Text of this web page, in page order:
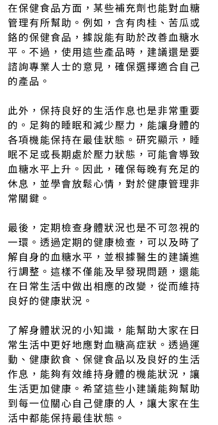
在保健食品方面，某些補充劑也能對血糖
管理有所幫助。例如，含有肉桂、苦瓜或
鉻的保健食品，據說能有助於改善血糖水
平。不過，使用這些產品時，建議還是要
諮詢專業人士的意見，確保選擇適合自己
的產品。
此外，保持良好的生活作息也是非常重要
的。足夠的睡眠和減少壓力，能讓身體的
各項機能保持在最佳狀態。研究顯示，睡
眠不足或長期處於壓力狀態，可能會導致
血糖水平上升。因此，確保每晚有充足的
休息，並學會放鬆心情，對於健康管理非
常關鍵。
最後，定期檢查身體狀況也是不可忽視的
一環。透過定期的健康檢查，可以及時了
解自身的血糖水平，並根據醫生的建議進
行調整。這樣不僅能及早發現問題，還能
在日常生活中做出相應的改變，從而維持
良好的健康狀況。
了解身體狀況的小知識，能幫助大家在日
常生活中更好地應對血糖高症狀。透過運
動、健康飲食、保健食品以及良好的生活
作息，能夠有效維持身體的機能狀況，讓
生活更加健康。希望這些小建議能夠幫助
到每一位關心自己健康的人，讓大家在生
活中都能保持最佳狀態。